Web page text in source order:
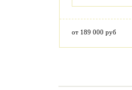
от 189 000 руб